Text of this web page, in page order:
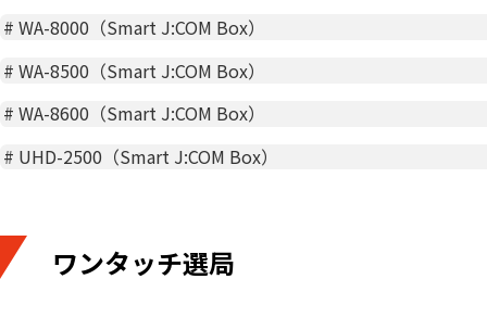
#WA-8000（Smart J:COM Box）
#WA-8500（Smart J:COM Box）
#WA-8600（Smart J:COM Box）
# UHD-2500（Smart J:COM Box）
ワンタッチ選局